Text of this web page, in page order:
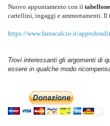
Nuovo appuntamento con il
cartellini, ingaggi e ammortamenti.
https://www.fantacalcio.it/
Trovi interessanti gli argomenti di
essere in qualche modo